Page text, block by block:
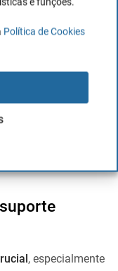
Política de Cookies
outras
a estrutura de
, especialmente